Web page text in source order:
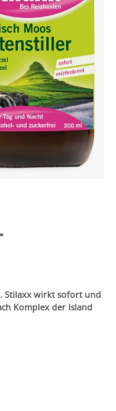
Stilaxx wirkt sofort und
Komplex der Island